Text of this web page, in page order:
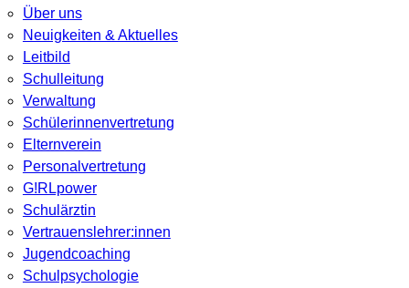
Über uns
Neuigkeiten & Aktuelles
Leitbild
Schulleitung
Verwaltung
Schülerinnenvertretung
Elternverein
Personalvertretung
G!RLpower
Schulärztin
Vertrauenslehrer:innen
Jugendcoaching
Schulpsychologie